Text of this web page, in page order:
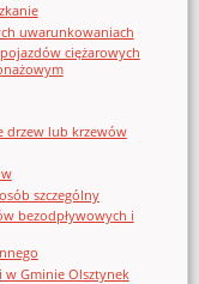
uwarunkowaniach
ciężarowych
drzew lub krzewów
szczególny
bezodpływowych i
w Gminie Olsztynek